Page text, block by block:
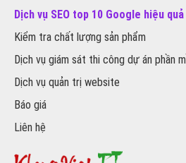
Dịch vụ SEO top 10 Google hiệu quả
Kiểm tra chất lượng sản phẩm
Dịch vụ giám sát thi công dự án phần
Dịch vụ quản trị website
Báo giá
Liên hệ